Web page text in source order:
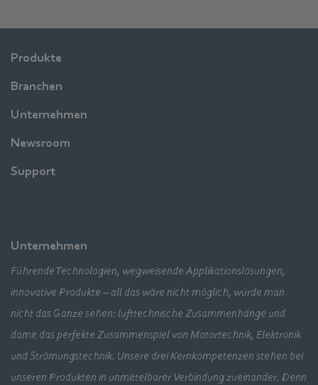
Produkte
Branchen
Unternehmen
Newsroom
Support
Unternehmen
Führende Technologien, wegweisende Applikationslösungen,
innovative Produkte – all das wäre nicht möglich, würde man
nicht das Ganze sehen: lufttechnische Zusammenhänge und
damit das perfekte Zusammenspiel von Motortechnik, Elektronik
und Strömungstechnik. Unsere drei Kernkompetenzen stehen bei
unseren Produkten in unmittelbarer Verbindung zueinander. Denn